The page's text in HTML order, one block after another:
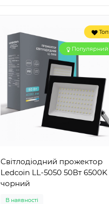
Топ
Популярний
Світлодіодний прожектор
Ledcoin LL-5050 50Вт 6500K
чорний
В наявності